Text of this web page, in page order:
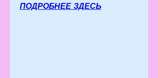
ПОДРОБНЕЕ ЗДЕСЬ